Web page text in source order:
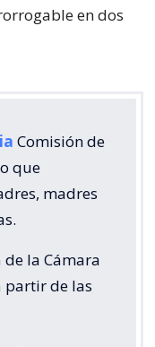
en dos
Comisión de
que
madres
de la Cámara
partir de las